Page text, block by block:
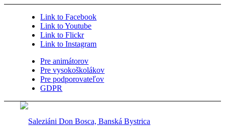
Link to Facebook
Link to Youtube
Link to Flickr
Link to Instagram
Pre animátorov
Pre vysokoškolákov
Pre podporovateľov
GDPR